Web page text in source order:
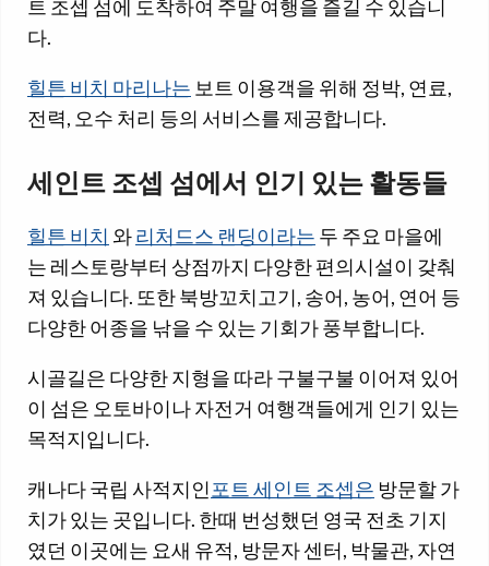
트 조셉 섬에 도착하여 주말 여행을 즐길 수 있습니
다.
힐튼 비치 마리나는 보트 이용객을 위해 정박, 연료,
전력, 오수 처리 등의 서비스를 제공합니다.
세인트 조셉 섬에서 인기 있는 활동들
힐튼 비치 와리처드스 랜딩이라는 두 주요 마을에
는 레스토랑부터 상점까지 다양한 편의시설이 갖춰
져 있습니다. 또한 북방꼬치고기, 송어, 농어, 연어 등
다양한 어종을 낚을 수 있는 기회가 풍부합니다.
시골길은 다양한 지형을 따라 구불구불 이어져 있어
이 섬은 오토바이나 자전거 여행객들에게 인기 있는
목적지입니다.
캐나다 국립 사적지인포트 세인트 조셉은 방문할 가
치가 있는 곳입니다. 한때 번성했던 영국 전초 기지
였던 이곳에는 요새 유적, 방문자 센터, 박물관, 자연